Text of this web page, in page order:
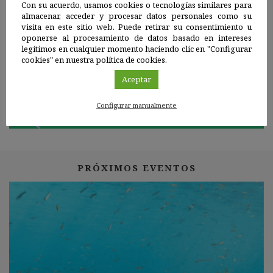
¿Quieres organizar alguna actividad de
biodiversidad?
PRÓXIMOS EVENTOS
Con su acuerdo, usamos cookies o tecnologías similares para
almacenar, acceder y procesar datos personales como su
visita en este sitio web. Puede retirar su consentimiento u
oponerse al procesamiento de datos basado en intereses
legítimos en cualquier momento haciendo clic en "Configurar
cookies" en nuestra política de cookies.
Aceptar
Configurar manualmente